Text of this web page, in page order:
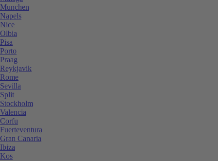
Munchen
Napels
Nice
Olbia
Pisa
Porto
Praag
Reykjavik
Rome
Sevilla
Split
Stockholm
Valencia
Corfu
Fuerteventura
Gran Canaria
Ibiza
Kos